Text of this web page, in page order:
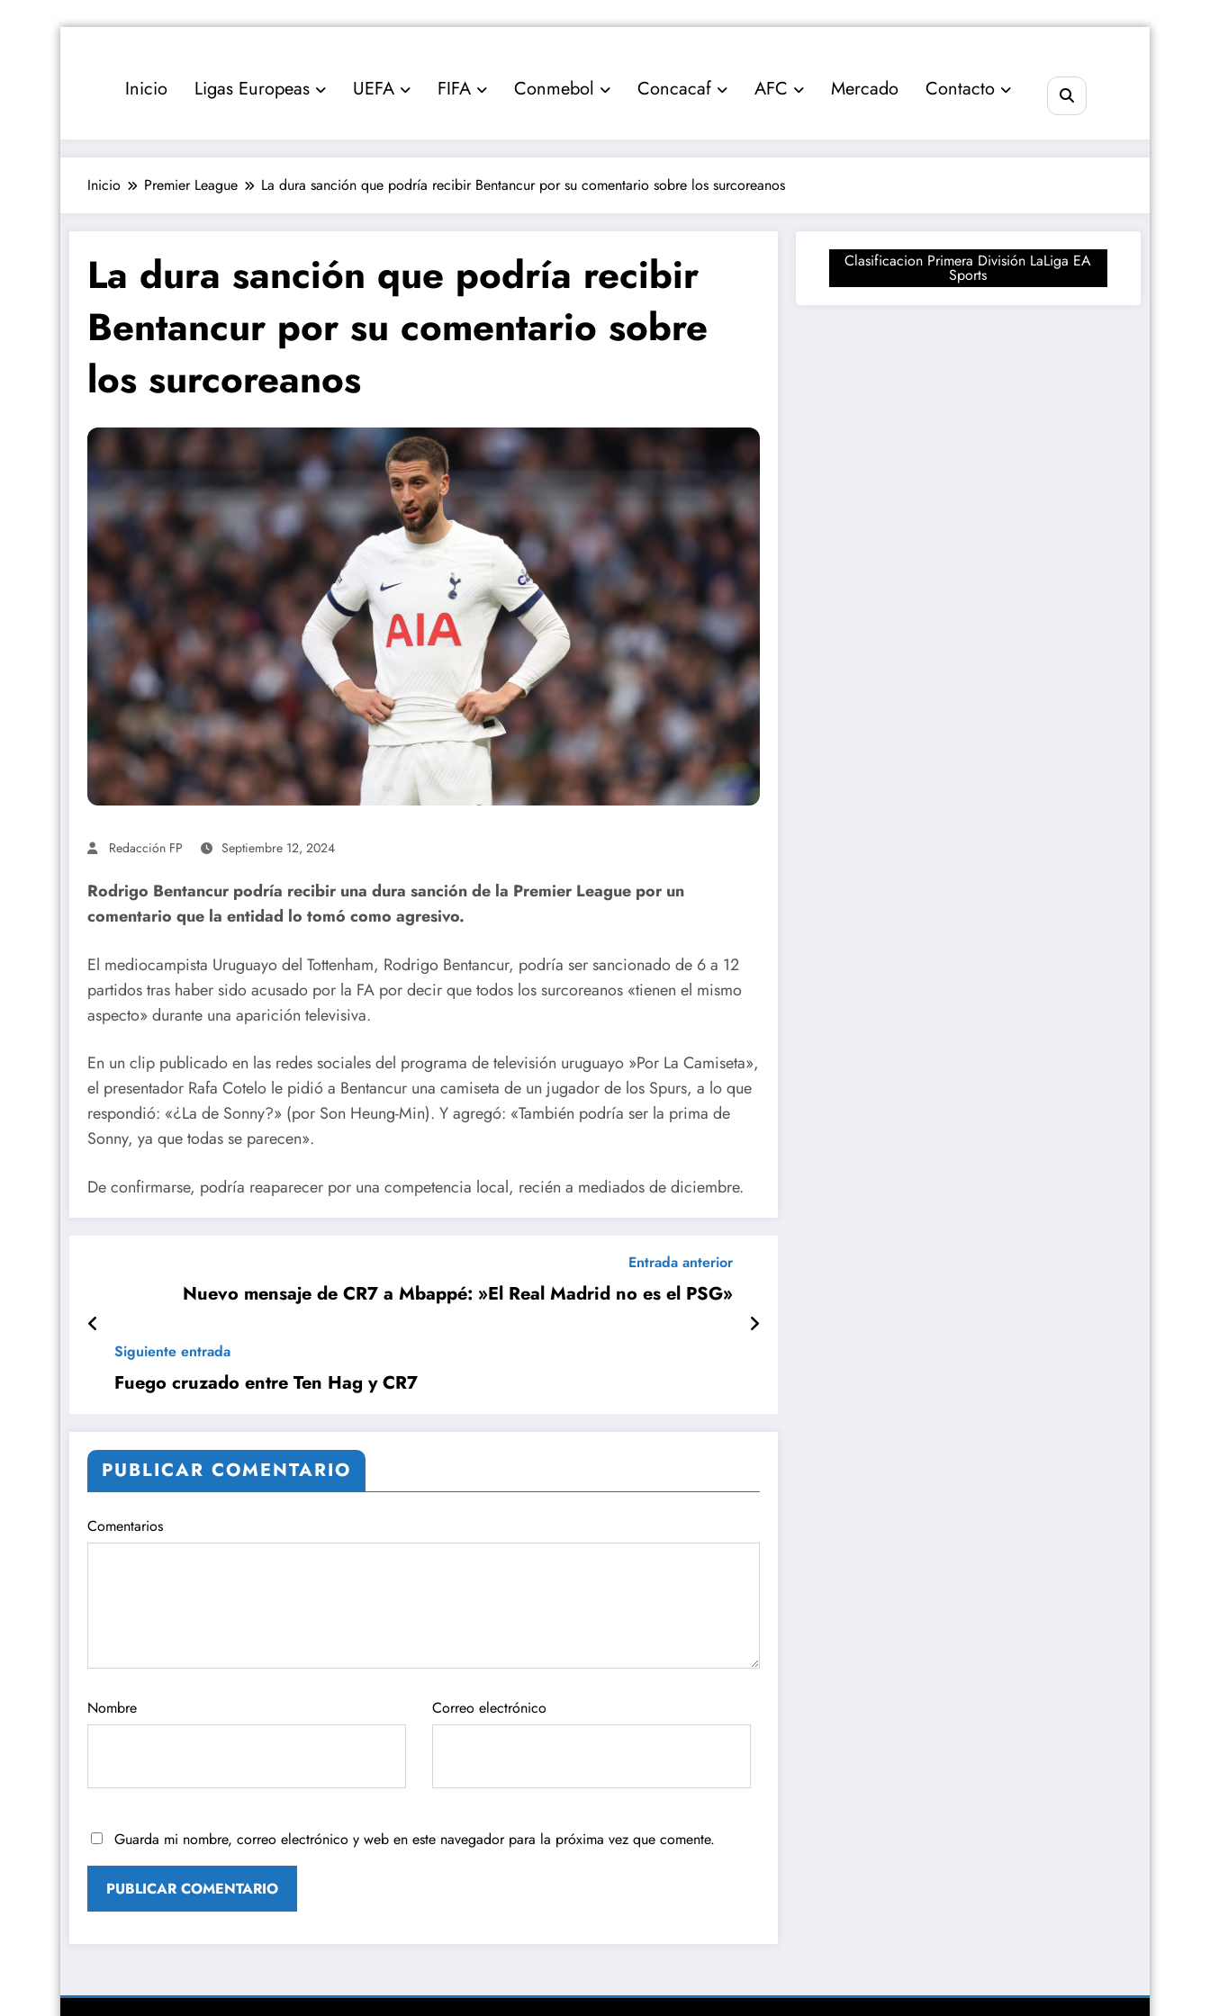
Inicio Ligas Europeas UEFA FIFA Conmebol Concacaf AFC Mercado Contacto
Inicio Premier League La dura sanción que podría recibir Bentancur por su comentario sobre los surcoreanos
La dura sanción que podría recibir
Bentancur por su comentario sobre
los surcoreanos
Redacción FP Septiembre 12, 2024
Rodrigo Bentancur podría recibir una dura sanción de la Premier League por un
comentario que la entidad lo tomó como agresivo.
El mediocampista Uruguayo del Tottenham, Rodrigo Bentancur, podría ser sancionado de 6 a 12
partidos tras haber sido acusado por la FA por decir que todos los surcoreanos «tienen el mismo
aspecto» durante una aparición televisiva.
En un clip publicado en las redes sociales del programa de televisión uruguayo »Por La Camiseta»,
el presentador Rafa Cotelo le pidió a Bentancur una camiseta de un jugador de los Spurs, a lo que
respondió: «¿La de Sonny?» (por Son Heung-Min). Y agregó: «También podría ser la prima de
Sonny, ya que todas se parecen».
De confirmarse, podría reaparecer por una competencia local, recién a mediados de diciembre.
Entrada anterior
Nuevo mensaje de CR7 a Mbappé: »El Real Madrid no es el PSG»
Siguiente entrada
Fuego cruzado entre Ten Hag y CR7
PUBLICAR COMENTARIO
Comentarios
Nombre Correo electrónico
Guarda mi nombre, correo electrónico y web en este navegador para la próxima vez que comente.
Clasificacion Primera División LaLiga EA
Sports